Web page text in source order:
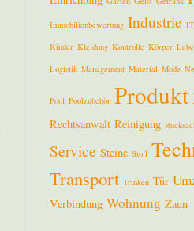
Immobilienbewertung Industrie
Kinder Kleidung Kontrolle Körper
Logistik Management Material Mode
Pool Poolzubehör Produkt
Rechtsanwalt Reinigung
Service Steine Stoff
Transport Trinken Tür
Verbindung Wohnung Zaun